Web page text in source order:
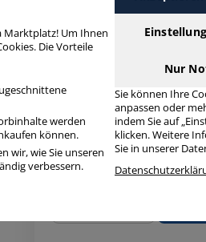
• Geeignet für Klebebänder:
• Material: Kunststoff •
Marktplatz! Um Ihnen
Die Vorteile
werden
können.
wir, wie Sie unseren
verbessern.
Nur
Sie können Ihre
anpassen oder
indem Sie auf
klicken. Weitere
Sie in unserer